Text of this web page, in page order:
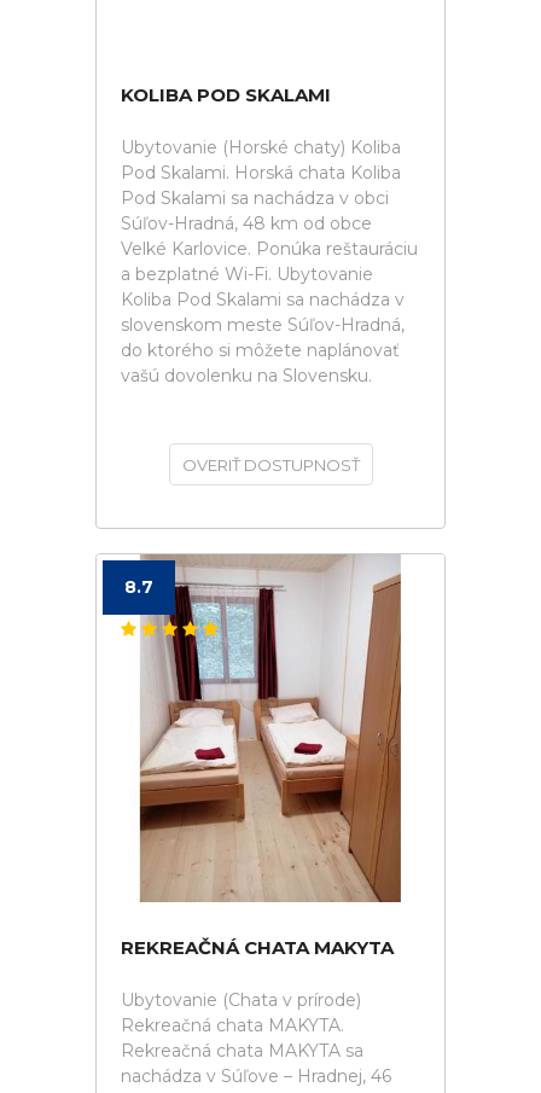
KOLIBA POD SKALAMI
Ubytovanie (Horské chaty) Koliba
Pod Skalami. Horská chata Koliba
Pod Skalami sa nachádza v obci
Súľov-Hradná, 48 km od obce
Velké Karlovice. Ponúka reštauráciu
a bezplatné Wi-Fi. Ubytovanie
Koliba Pod Skalami sa nachádza v
slovenskom meste Súľov-Hradná,
do ktorého si môžete naplánovať
vašú dovolenku na Slovensku.
OVERIŤ DOSTUPNOSŤ
8.7
REKREAČNÁ CHATA MAKYTA
Ubytovanie (Chata v prírode)
Rekreačná chata MAKYTA.
Rekreačná chata MAKYTA sa
nachádza v Súľove – Hradnej, 46